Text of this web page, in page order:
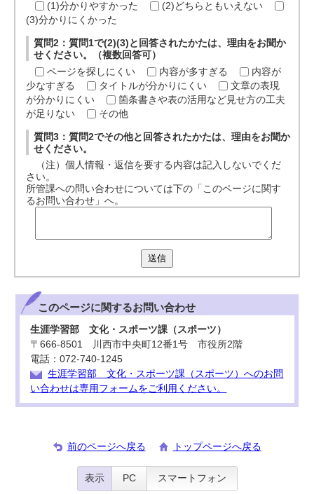
(1)分かりやすかった
(2)どちらともいえない
(3)分かりにくかった
質問2：質問1で(2)(3)と回答されたかたは、理由をお聞か
せください。（複数回答可）
ページを探しにくい
内容が多すぎる
内容が
少なすぎる
タイトルが分かりにくい
文章の表現
が分かりにくい
箇条書きや表の活用など見せ方の工夫
が足りない
その他
質問3：質問2でその他と回答されたかたは、理由をお聞か
せください。
（注）個人情報・返信を要する内容は記入しないでくだ
さい。
所管課への問い合わせについては下の「このページに関す
るお問い合わせ」へ。
送信
このページに関するお問い合わせ
生涯学習部 文化・スポーツ課（スポーツ）
〒666-8501 川西市中央町12番1号 市役所2階
電話：072-740-1245
生涯学習部 文化・スポーツ課（スポーツ）へのお問
い合わせは専用フォームをご利用ください。
前のページへ戻る トップページへ戻る
表示 PC スマートフォン